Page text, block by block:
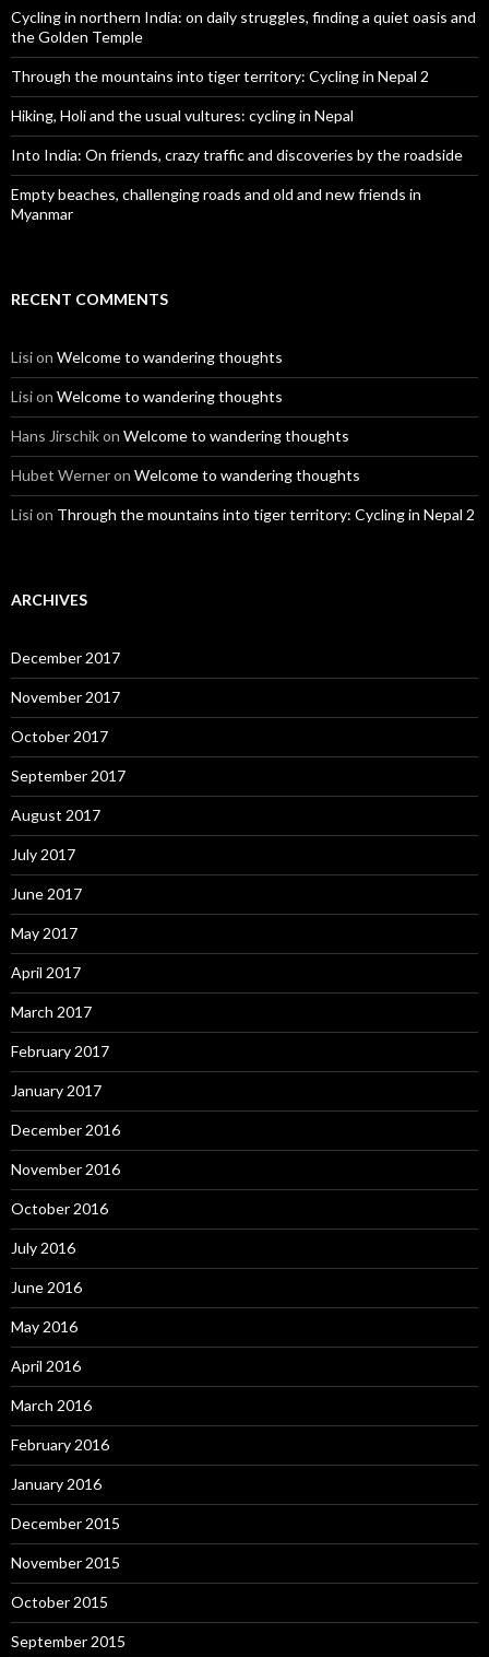
Cycling in northern India: on daily struggles, finding a quiet oasis and
the Golden Temple
Through the mountains into tiger territory: Cycling in Nepal 2
Hiking, Holi and the usual vultures: cycling in Nepal
Into India: On friends, crazy traffic and discoveries by the roadside
Empty beaches, challenging roads and old and new friends in
Myanmar
RECENT COMMENTS
Lision Welcome to wandering thoughts
Lision Welcome to wandering thoughts
Hans Jirschikon Welcome to wandering thoughts
Hubet Werneron Welcome to wandering thoughts
Lision Through the mountains into tiger territory: Cycling in Nepal 2
ARCHIVES
December 2017
November 2017
October 2017
September 2017
August 2017
July 2017
June 2017
May 2017
April 2017
March 2017
February 2017
January 2017
December 2016
November 2016
October 2016
July 2016
June 2016
May 2016
April 2016
March 2016
February 2016
January 2016
December 2015
November 2015
October 2015
September 2015